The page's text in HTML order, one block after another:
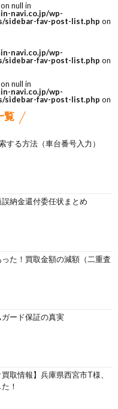
null in
navi.co.jp/wp-
sidebar-fav-post-list.php on
navi.co.jp/wp-
sidebar-fav-post-list.php on
null in
navi.co.jp/wp-
sidebar-fav-post-list.php on
覧
する方法（車台番号入力）
誤納金還付委任状まとめ
った！買取金額の減額（二重査
ガード保証の真実
取情報】兵庫県西宮市T様、
！